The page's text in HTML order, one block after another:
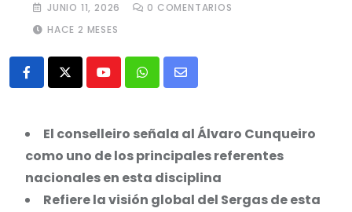
JUNIO 11, 2026 0 COMENTARIOS
HACE 2 MESES
YoutubeWhatsapp
Share
Email
El conselleiro señala al Álvaro Cunqueiro
como uno de los principales referentes
nacionales en esta disciplina
Refiere la visión global del Sergas de esta